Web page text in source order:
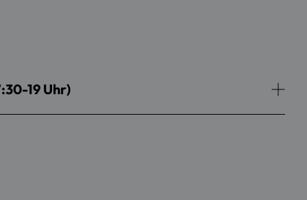
19 Uhr)